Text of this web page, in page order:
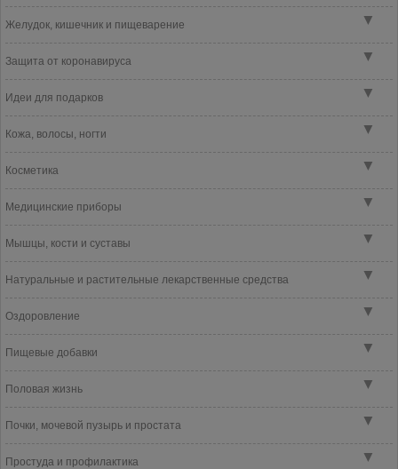
▼
Желудок, кишечник и пищеварение
▼
Защита от коронавируса
▼
Идеи для подарков
▼
Кожа, волосы, ногти
▼
Косметика
▼
Медицинские приборы
▼
Мышцы, кости и суставы
▼
Натуральные и растительные лекарственные средства
▼
Оздоровление
▼
Пищевые добавки
▼
Половая жизнь
▼
Почки, мочевой пузырь и простата
▼
Простуда и профилактика